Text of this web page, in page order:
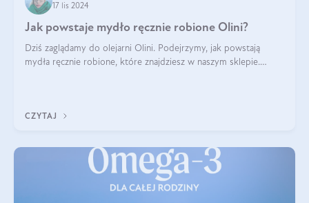
17 lis 2024
Jak powstaje mydło ręcznie robione Olini?
Dziś zaglądamy do olejarni Olini. Podejrzymy, jak powstają
mydła ręcznie robione, które znajdziesz w naszym sklepie.
CZYTAJ